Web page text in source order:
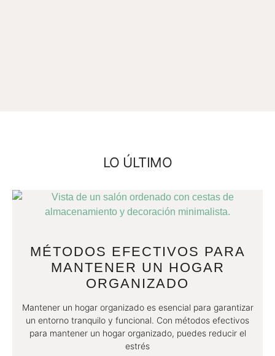
LO ÚLTIMO
MÉTODOS EFECTIVOS PARA
MANTENER UN HOGAR
ORGANIZADO
Mantener un hogar organizado es esencial para garantizar
un entorno tranquilo y funcional. Con métodos efectivos
para mantener un hogar organizado, puedes reducir el
estrés